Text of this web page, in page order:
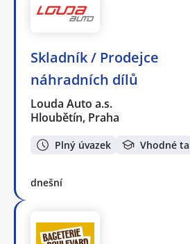
Skladník / Prodejce
náhradních dílů
Louda Auto a.s.
Hloubětín, Praha
Plný úvazek Vhodné
dnešní